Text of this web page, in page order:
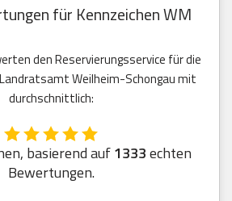
für Kennzeichen WM
den Reservierungsservice für die
Weilheim-Schongau mit
durchschnittlich:
basierend auf1333echten
Bewertungen.